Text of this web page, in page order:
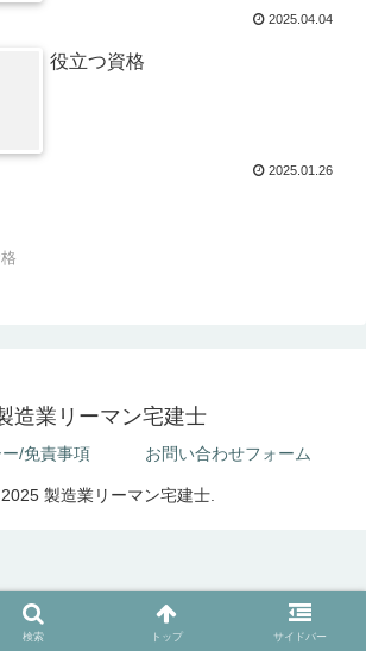
2025.04.04
役立つ資格
2025.01.26
造業リーマン宅建士
/免責事項 お問い合わせフォーム
製造業リーマン宅建士.
検索 トップ サイドバー